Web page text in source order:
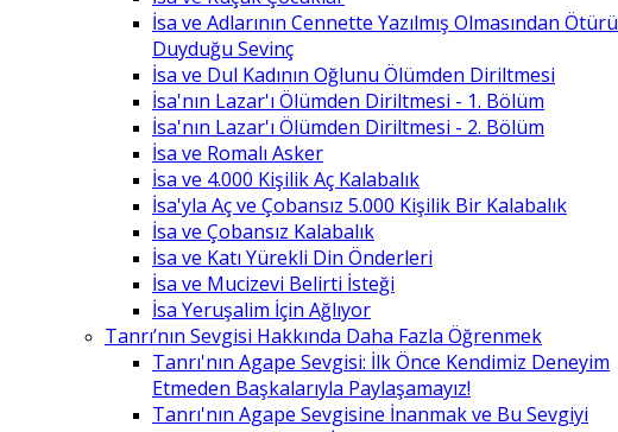
İsa ve Adlarının Cennette Yazılmış Olmasından Ötürü
Duyduğu Sevinç
İsa ve Dul Kadının Oğlunu Ölümden Diriltmesi
İsa'nın Lazar'ı Ölümden Diriltmesi - 1. Bölüm
İsa'nın Lazar'ı Ölümden Diriltmesi - 2. Bölüm
İsa ve Romalı Asker
İsa ve 4.000 Kişilik Aç Kalabalık
İsa'yla Aç ve Çobansız 5.000 Kişilik Bir Kalabalık
İsa ve Çobansız Kalabalık
İsa ve Katı Yürekli Din Önderleri
İsa ve Mucizevi Belirti İsteği
İsa Yeruşalim İçin Ağlıyor
Tanrı’nın Sevgisi Hakkında Daha Fazla Öğrenmek
Tanrı'nın Agape Sevgisi: İlk Önce Kendimiz Deneyim
Etmeden Başkalarıyla Paylaşamayız!
Tanrı'nın Agape Sevgisine İnanmak ve Bu Sevgiyi